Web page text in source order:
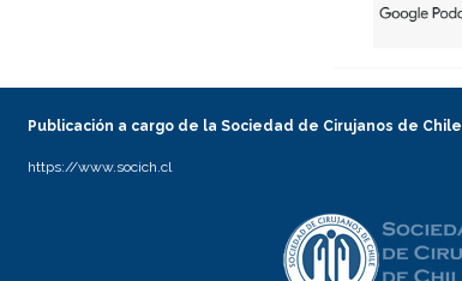
Publicación a cargo de la Sociedad de Cirujanos de Chile
https://www.socich.cl